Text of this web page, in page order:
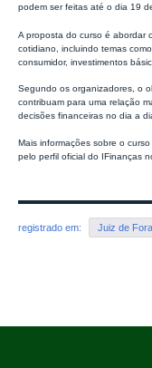
podem ser feitas até o dia 19
A proposta do curso é abordar
cotidiano, incluindo temas
consumidor, investimentos
Segundo os organizadores, o
contribuam para uma relação
decisões financeiras no dia a
Mais informações sobre o
pelo perfil oficial do IFinanças
registrado em: Juiz de Fora